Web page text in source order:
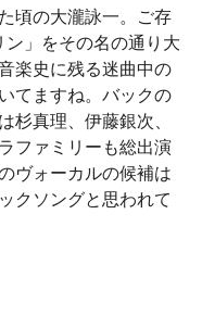
頃の大瀧詠一。ご存
」をその名の通り大
楽史に残る迷曲中の
てますね。バックの
杉真理、伊藤銀次、
ファミリーも総出演
ヴォーカルの候補は
クソングと思われて